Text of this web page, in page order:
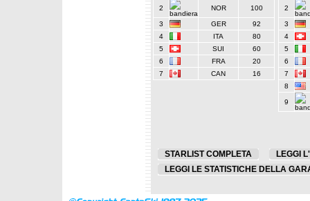
2 NOR 100
3 GER
92
4
ITA
80
5
SUI
60
6
FRA
20
7
CAN 16
2
3
4
5
6
7
8
9
STARLIST COMPLETA
LEGGI
LEGGI LE STATISTICHE DELLA